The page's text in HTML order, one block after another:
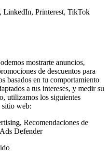
LinkedIn, Printerest, TikTok
mostrarte anuncios,
de descuentos para
basados en tu comportamiento
a tus intereses, y medir su
utilizamos los siguientes
sitio web:
Recomendaciones de
Defender